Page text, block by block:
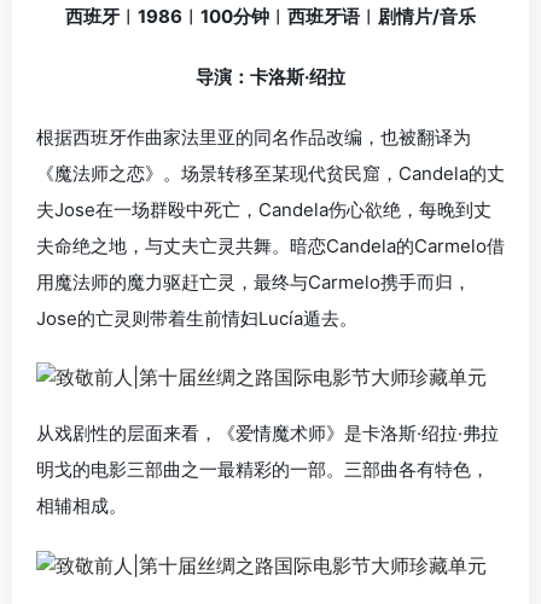
西班牙︱1986︱100分钟︱西班牙语︱剧情片/音乐
导演：卡洛斯·绍拉
根据西班牙作曲家法里亚的同名作品改编，也被翻译为
《魔法师之恋》。场景转移至某现代贫民窟，Candela的丈
夫Jose在一场群殴中死亡，Candela伤心欲绝，每晚到丈
夫命绝之地，与丈夫亡灵共舞。暗恋Candela的Carmelo借
用魔法师的魔力驱赶亡灵，最终与Carmelo携手而归，
Jose的亡灵则带着生前情妇Lucía遁去。
从戏剧性的层面来看，《爱情魔术师》是卡洛斯·绍拉·弗拉
明戈的电影三部曲之一最精彩的一部。三部曲各有特色，
相辅相成。